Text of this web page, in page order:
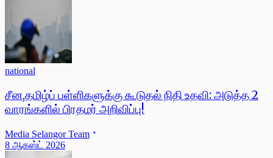
national
சீன,தமிழ்ப் பள்ளிகளுக்கு கூடுதல் நிதி உதவி: அடுத்த 2
வாரங்களில் பிரதமர் அறிவிப்பு!
Media Selangor Team
8 ஆகஸ்ட் 2026